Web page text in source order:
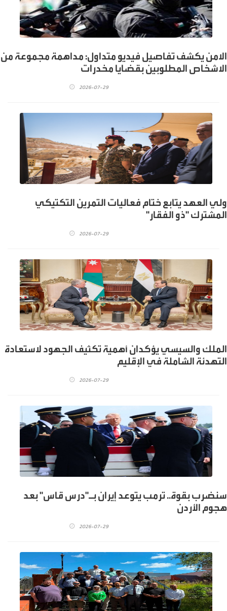
الامن يكشف تفاصيل فيديو متداول: مداهمة مجموعة من
الاشخاص المطلوبين بقضايا مخدرات
2026-07-29
ولي العهد يتابع ختام فعاليات التمرين التكتيكي
المشترك "ذو الفقار"
2026-07-29
الملك والسيسي يؤكدان أهمية تكثيف الجهود لاستعادة
التهدئة الشاملة في الإقليم
2026-07-29
سنضرب بقوة.. ترمب يتوعد إيران بـ"درس قاس" بعد
هجوم الأردن
2026-07-29